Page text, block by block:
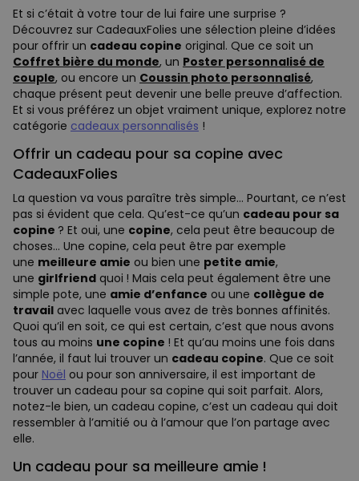
Et si c’était à votre tour de lui faire une surprise ?
Découvrez sur CadeauxFolies une sélection pleine d’idées
pour offrir un cadeau copine original. Que ce soit un
Coffret bière du monde, un Poster personnalisé de
couple, ou encore un Coussin photo personnalisé,
chaque présent peut devenir une belle preuve d’affection.
Et si vous préférez un objet vraiment unique, explorez notre
catégorie cadeaux personnalisés !
Offrir un cadeau pour sa copine avec
CadeauxFolies
La question va vous paraître très simple… Pourtant, ce n’est
pas si évident que cela. Qu’est-ce qu’un cadeau pour sa
copine ? Et oui, une copine, cela peut être beaucoup de
choses… Une copine, cela peut être par exemple
une meilleure amie ou bien une petite amie,
une girlfriend quoi ! Mais cela peut également être une
simple pote, une amie d’enfance ou une collègue de
travail avec laquelle vous avez de très bonnes affinités.
Quoi qu’il en soit, ce qui est certain, c’est que nous avons
tous au moins une copine ! Et qu’au moins une fois dans
l’année, il faut lui trouver un cadeau copine. Que ce soit
pour Noël ou pour son anniversaire, il est important de
trouver un cadeau pour sa copine qui soit parfait. Alors,
notez-le bien, un cadeau copine, c’est un cadeau qui doit
ressembler à l’amitié ou à l’amour que l’on partage avec
elle.
Un cadeau pour sa meilleure amie !